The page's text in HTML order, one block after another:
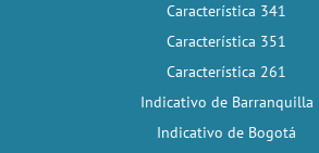
Característica 341
Característica 351
Característica 261
Indicativo de Barranquilla
Indicativo de Bogotá